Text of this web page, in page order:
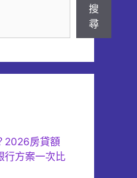
搜
尋
2026房貸額
行方案一次比